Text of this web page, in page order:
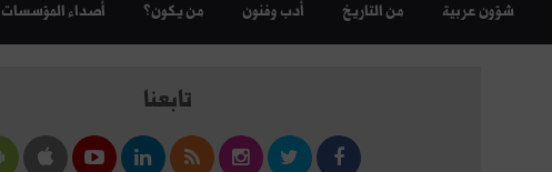
شؤون عربية من التاريخ أدب وفنون من يكون؟ أصداء المؤسسات
تابعنا